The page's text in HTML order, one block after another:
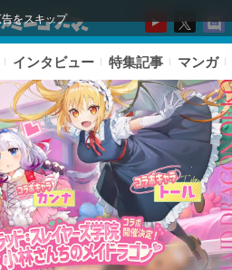
告をスキップ
インタビュー 特集記事 マンガ